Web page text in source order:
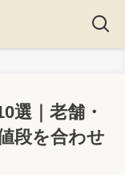
選｜老舗・
段を合わせ